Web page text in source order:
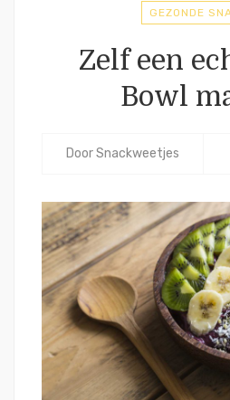
GEZONDE
Zelf een
Bowl
DoorSnackweetjes